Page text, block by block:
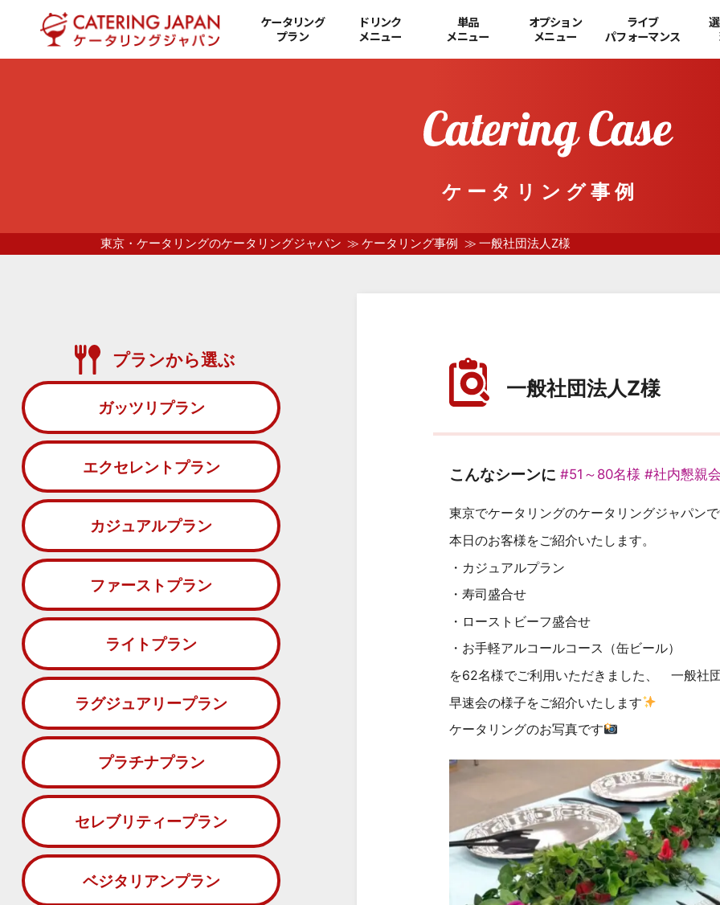
ケータリング
プラン
ドリンク
メニュー
単品
メニュー
オプション
メニュー
ライブ
パフォーマンス
ケータリング事例
東京・ケータリングのケータリングジャパン ケータリング事例 一般社団法人Z様
一般社団法人Z様
こんなシーンに #51～80名様 #社内懇親
東京でケータリングのケータリングジャパン
本日のお客様をご紹介いたします。
・カジュアルプラン
・寿司盛合せ
・ローストビーフ盛合せ
・お手軽アルコールコース（缶ビール）
を62名様でご利用いただきました、 一般社
早速会の様子をご紹介いたします
ケータリングのお写真です
プランから選ぶ
ガッツリプラン
エクセレントプラン
カジュアルプラン
ファーストプラン
ライトプラン
ラグジュアリープラン
プラチナプラン
セレブリティープラン
ベジタリアンプラン